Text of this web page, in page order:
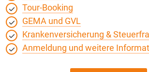
Tour-Booking
GEMA und GVL
Krankenversicherung &
Anmeldung und weitere